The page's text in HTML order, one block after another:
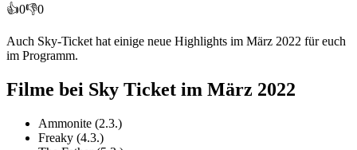
👍0👎0
Auch Sky-Ticket hat einige neue Highlights im März 2022 für euch
im Programm.
Filme bei Sky Ticket im März 2022
Ammonite (2.3.)
Freaky (4.3.)